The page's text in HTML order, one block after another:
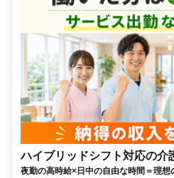
ハイブリッドシフト対応の介
夜勤の高時給×日中の自由な時間＝理